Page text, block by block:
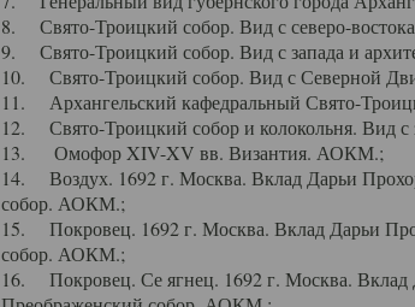
8. Свято-Троицкий собор. Вид с северо-востока
9. Свято-Троицкий собор. Вид с запада и
10. Свято-Троицкий собор. Вид с Северной
11. Архангельский кафедральный Свято-
12. Свято-Троицкий собор и колокольня. Вид с
13. Омофор XIV-XV вв. Византия. АОКМ.;
14. Воздух. 1692 г. Москва. Вклад Дарьи
собор. АОКМ.;
15. Покровец. 1692 г. Москва. Вклад Дарьи
собор. АОКМ.;
16. Покровец. Се ягнец. 1692 г. Москва. Вклад